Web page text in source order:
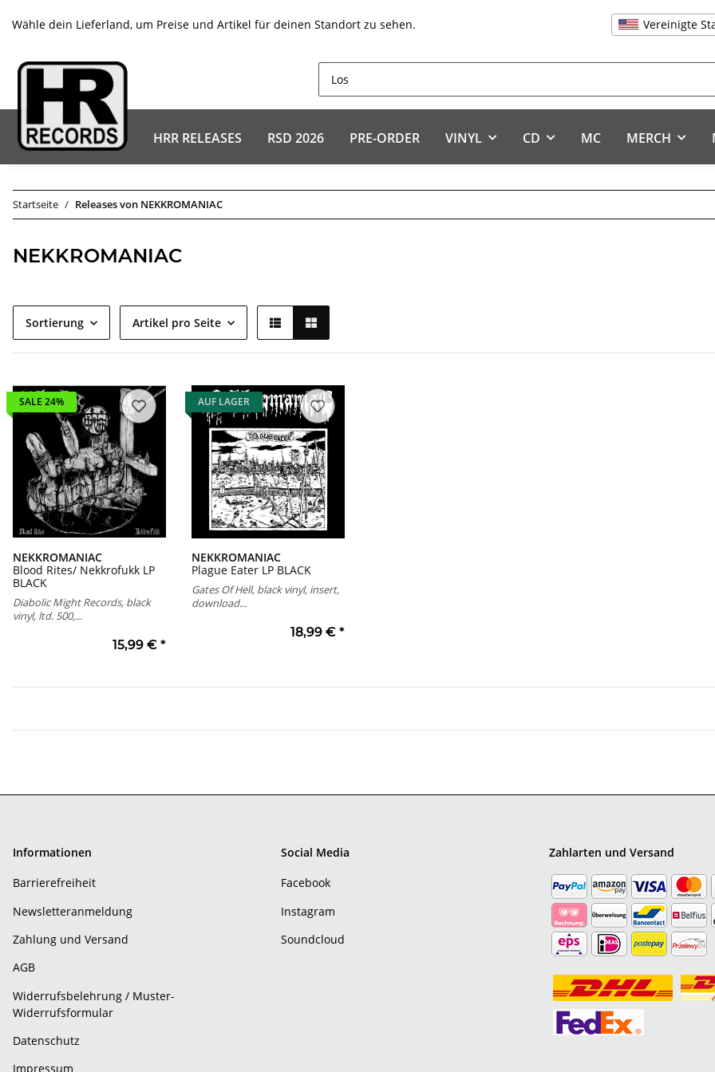
Wähle dein Lieferland, um Preise und Artikel für deinen Standort zu sehen. Vereinigte
HRR RELEASES RSD 2026 PRE-ORDER VINYL CD MC MERCH
Startseite Releases von NEKKROMANIAC
NEKKROMANIAC
Sortierung Artikel pro Seite
SALE 24%
NEKKROMANIAC
Blood Rites/ Nekkrofukk LP
BLACK
Diabolic Might Records, black
vinyl, ltd. 500,...
15,99 € *
AUF LAGER
NEKKROMANIAC
Plague Eater LP BLACK
Gates Of Hell, black vinyl, insert,
download...
18,99 € *
Informationen
Barrierefreiheit
Newsletteranmeldung
Zahlung und Versand
AGB
Widerrufsbelehrung / Muster-
Widerrufsformular
Datenschutz
Impressum
Social Media
Facebook
Instagram
Soundcloud
Zahlarten und Versand